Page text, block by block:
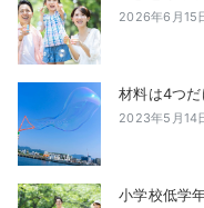
2026年6月15
材料は4つ
2023年5月14
小学校低学